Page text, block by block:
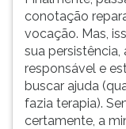
conotação
vocação. Mas,
sua
responsável e
buscar ajuda
fazia terapia).
certamente, a